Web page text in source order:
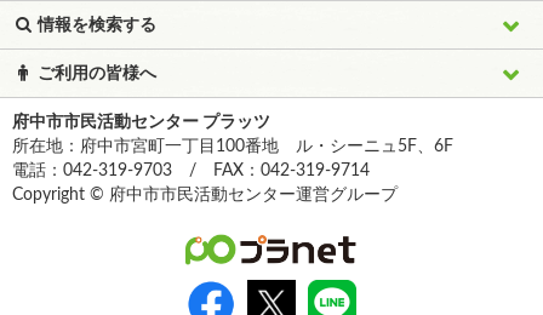
情報を検索する
ご利用の皆様へ
府中市市民活動センター プラッツ
所在地：府中市宮町一丁目100番地 ル・シーニュ5F、6F
電話：042-319-9703 / FAX：042-319-9714
Copyright © 府中市市民活動センター運営グループ